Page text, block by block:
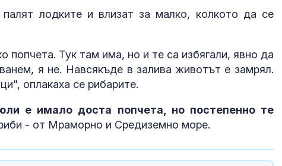
лодките и влизат за малко, колкото да се
попчета. Тук там има, но и те са избягали, явно да
я не. Навсякъде в залива животът е замрял.
оплакаха се рибарите.
е имало доста попчета, но постепенно те
- от Мраморно и Средиземно море.
6,50
Пожарникари спасиха
“Кърджали”
Знаем всички им слаби